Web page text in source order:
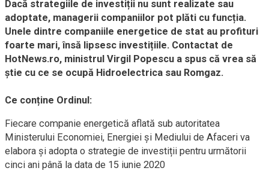
Dacă strategiile de investiții nu sunt realizate sau
adoptate, managerii companiilor pot plăti cu funcția.
Unele dintre companiile energetice de stat au profituri
foarte mari, însă lipsesc investițiile. Contactat de
HotNews.ro, ministrul Virgil Popescu a spus că vrea să
știe cu ce se ocupă Hidroelectrica sau Romgaz.
Ce conține Ordinul:
Fiecare companie energetică aflată sub autoritatea
Ministerului Economiei, Energiei și Mediului de Afaceri va
elabora și adopta o strategie de investiții pentru următorii
cinci ani până la data de 15 iunie 2020